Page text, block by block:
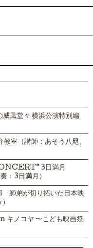
風堂々 横浜公演特別編
室（講師：あそう八咫、
3日満月
3日満月）
師弟が切り拓いた日本映
キノコヤ 〜こども映画祭